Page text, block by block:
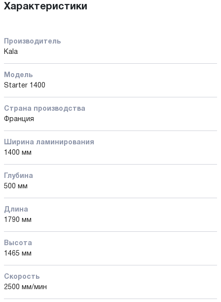
Характеристики
Производитель
Kala
Модель
Starter 1400
Страна производства
Франция
Ширина ламинирования
1400 мм
Глубина
500 мм
Длина
1790 мм
Высота
1465 мм
Скорость
2500 мм/мин